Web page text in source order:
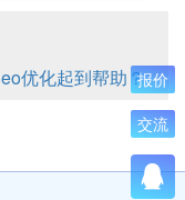
优化起到帮助？报价
交流